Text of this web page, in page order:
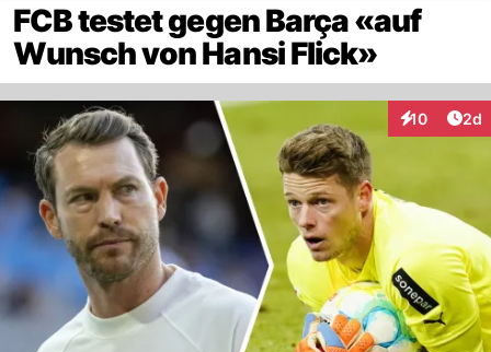
FCB testet gegen Barça «auf
Wunsch von Hansi Flick»
10
Interaktionen
2d